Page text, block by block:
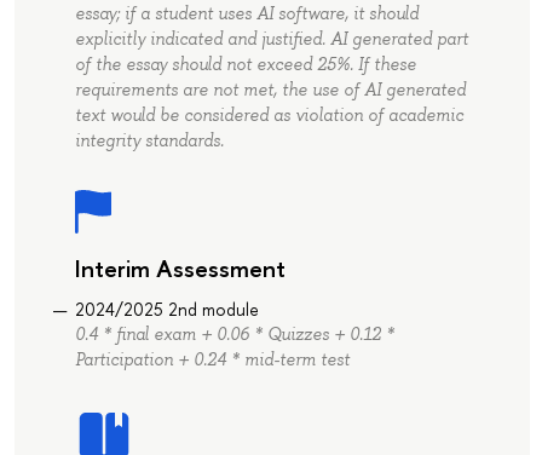
essay; if a student uses AI software, it should
explicitly indicated and justified. AI generated part
of the essay should not exceed 25%. If these
requirements are not met, the use of AI generated
text would be considered as violation of academic
integrity standards.
Interim Assessment
2024/2025 2nd module
0.4 * final exam + 0.06 * Quizzes + 0.12 *
Participation + 0.24 * mid-term test